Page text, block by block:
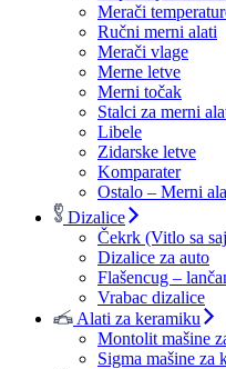
Merači
Ručni merni alati
Merači vlage
Merne letve
Merni točak
Stalci za merni
Libele
Zidarske letve
Komparater
Ostalo – Merni
Dizalice
Čekrk (Vitlo sa
Dizalice za auto
Flašencug –
Vrabac dizalice
Alati za keramiku
Montolit mašine
Sigma mašine za